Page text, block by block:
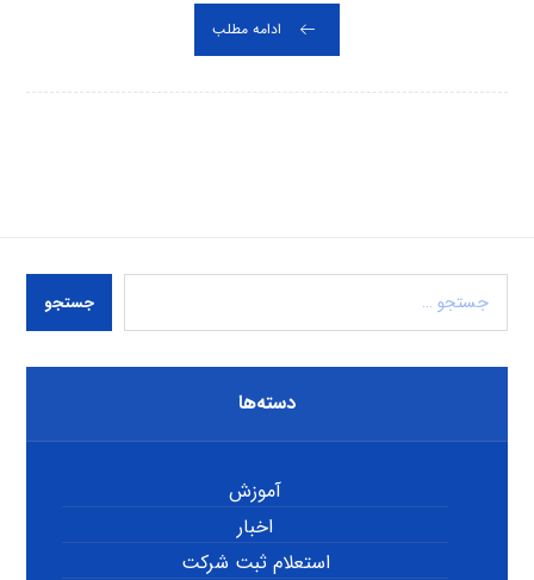
ادامه مطلب
جستجو
دسته‌ها
آموزش
اخبار
استعلام ثبت شرکت